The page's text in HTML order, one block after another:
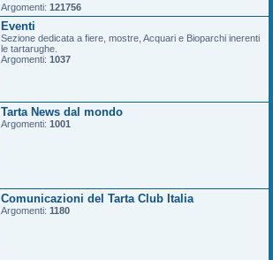
Argomenti: 121756
Eventi
Sezione dedicata a fiere, mostre, Acquari e Bioparchi inerenti
le tartarughe.
Argomenti: 1037
Tarta News dal mondo
Argomenti: 1001
Comunicazioni del Tarta Club Italia
Argomenti: 1180